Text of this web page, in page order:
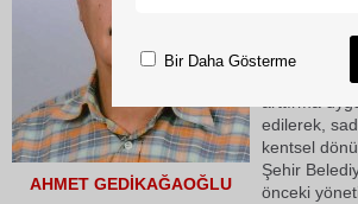
AHMET GEDİKAĞAOĞLU
Üçgen gibi)
ağının
Şimdi
yapılan
arttırma
edilerek,
kentsel
Şehir
önceki
Bir Daha Gösterme